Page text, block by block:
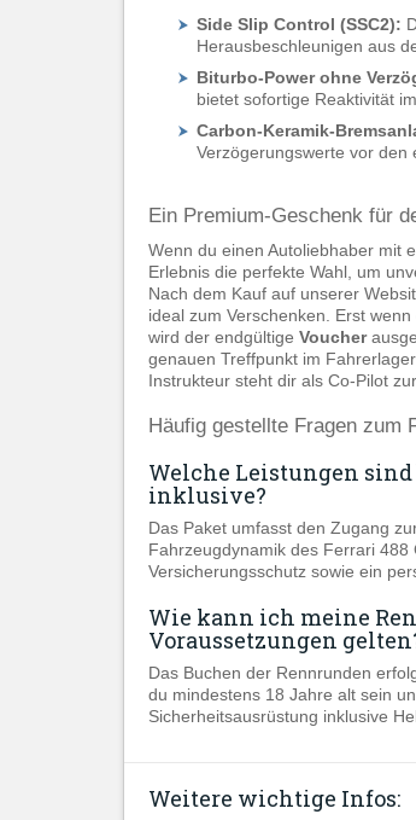
Side Slip Control (SSC2):
Herausbeschleunigen aus
Biturbo-Power ohne
bietet sofortige Reaktivität
Carbon-Keramik-
Verzögerungswerte vor den
Ein Premium-Geschenk für
Wenn du einen Autoliebhaber mit
Erlebnis die perfekte Wahl, um
Nach dem Kauf auf unserer
ideal zum Verschenken. Erst
wird der endgültige Voucher
genauen Treffpunkt im
Instrukteur steht dir als Co-Pilot zur
Häufig gestellte Fragen zum
Welche Leistungen
inklusive?
Das Paket umfasst den Zugang
Fahrzeugdynamik des Ferrari
Versicherungsschutz sowie ein
Wie kann ich meine
Voraussetzungen
Das Buchen der Rennrunden
du mindestens 18 Jahre alt sein
Sicherheitsausrüstung inklusive
Weitere wichtige Infos: